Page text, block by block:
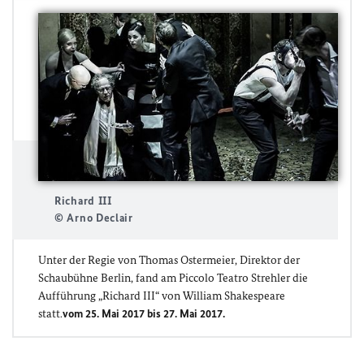
Richard III
© Arno Declair
Unter der Regie von Thomas Ostermeier, Direktor der
Schaubühne Berlin, fand am Piccolo Teatro Strehler die
Aufführung „Richard III“ von William Shakespeare
statt.vom 25. Mai 2017 bis 27. Mai 2017.